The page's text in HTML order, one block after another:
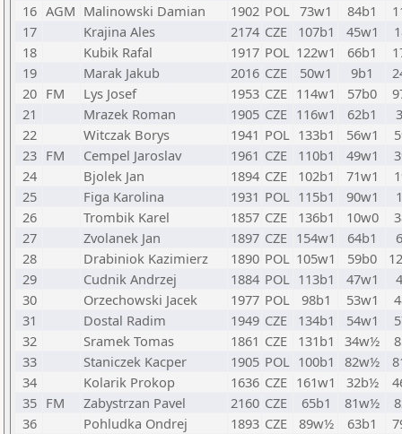
16 AGM Malinowski Damian 1902 POL 73w1 84b1
17
Krajina Ales 2174 CZE 107b1 45w1
18
Kubik Rafal 1917 POL 122w1 66b1
19
Marak Jakub 2016 CZE 50w1 9b1
20 FM Lys Josef 1953 CZE 114w1 57b0
21
Mrazek Roman 1905 CZE 116w1 62b1
22
Witczak Borys 1941 POL 133b1 56w1
23 FM Cempel Jaroslav 1961 CZE 110b1 49w1
24
Bjolek Jan 1894 CZE 102b1 71w1
25
Figa Karolina 1931 POL 115b1 90w1
26
Trombik Karel 1857 CZE 136b1 10w0
27
Zvolanek Jan 1897 CZE 154w1 64b1
28
Drabiniok Kazimierz 1890 POL 105w1 59b0
29
Cudnik Andrzej 1884 POL 113b1 47w1
30
Orzechowski Jacek 1977 POL 98b1 53w1
31
Dostal Radim 1949 CZE 134b1 54w1
32
Sramek Tomas 1861 CZE 131b1 34w½
33
Staniczek Kacper 1905 POL 100b1 82w½
34
Kolarik Prokop 1636 CZE 161w1 32b½
35 FM Zabystrzan Pavel 2160 CZE 65b1 81w½
36
Pohludka Ondrej 1893 CZE 89w½ 63b1